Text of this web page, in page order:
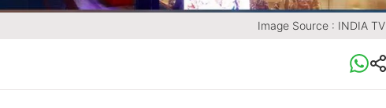
Image Source : INDIA TV